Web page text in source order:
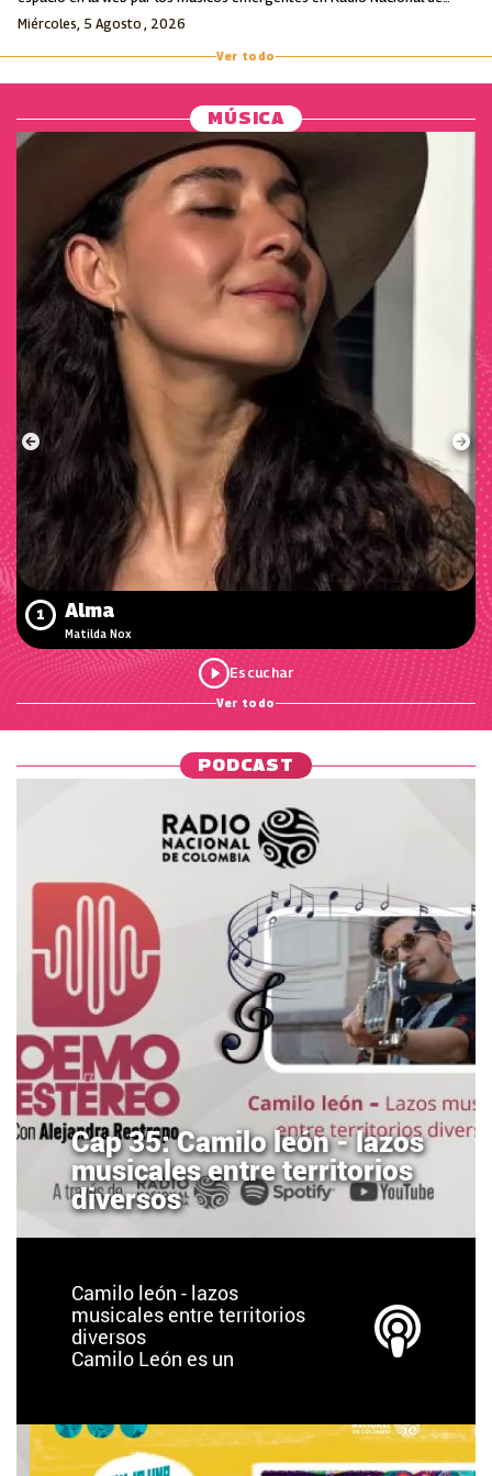
Colombia.
Miércoles, 5 Agosto , 2026
Ver todo
MÚSICA
1
Matilda Nox
Alma
Ver todo
PODCAST
Cap 35: Camilo león - lazos
musicales entre territorios
diversos
Camilo león - lazos
musicales entre territorios
diversos
Camilo León es un
Desde los 10 años salió de
Colombia, ha vivido,
estudiado y adquirido